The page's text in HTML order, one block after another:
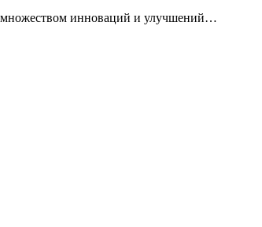
множеством инноваций и улучшений…